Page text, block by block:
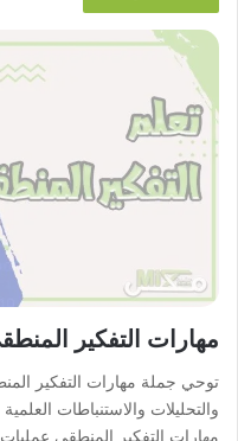
مهارات التفكير
توحي جملة مهارات التفكير
والتحليلات والاستنباطات
مهارات التفكير المنطقي